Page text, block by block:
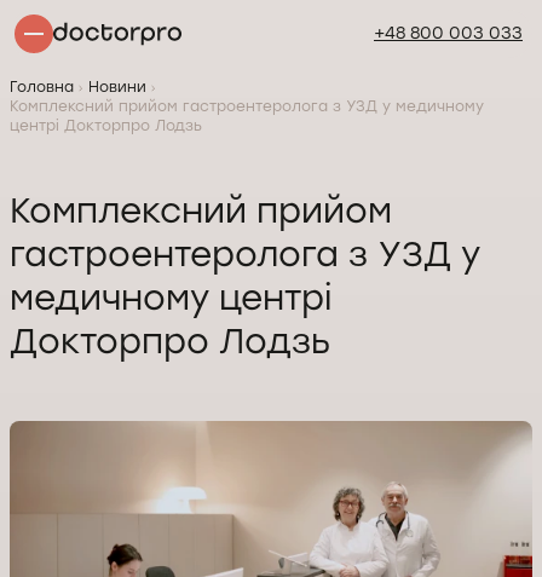
+48 800 003 033
Головна
Новини
Комплексний прийом гастроентеролога з УЗД у медичному
центрі Докторпро Лодзь
Комплексний прийом
гастроентеролога з УЗД у
медичному центрі
Докторпро Лодзь